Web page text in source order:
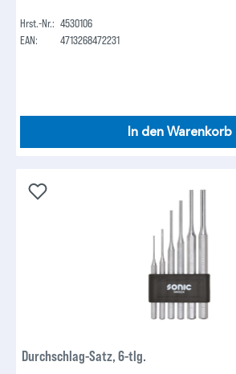
Hrst.-Nr.: 4530106
EAN:
4713268472231
In den Warenkorb
Durchschlag-Satz, 6-tlg.